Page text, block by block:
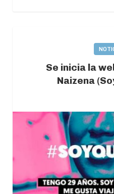
Se inicia la
Naizena